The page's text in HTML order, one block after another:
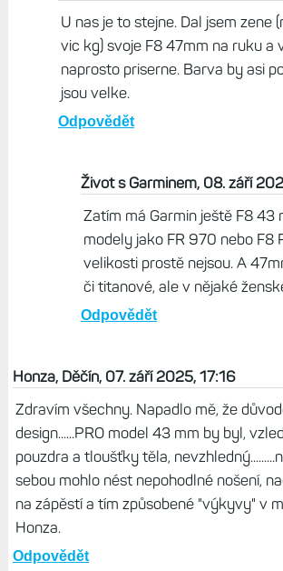
U nas je to stejne. Dal jsem zene
vic kg) svoje F8 47mm na ruku a
naprosto priserne. Barva by asi
jsou velke.
Odpovědět
Život s Garminem, 08. září
Zatím má Garmin ještě F8 43
modely jako FR 970 nebo F8
velikosti prostě nejsou. A
či titanové, ale v nějaké
Odpovědět
Honza, Děčín, 07. září 2025, 17:16
Zdravím všechny. Napadlo mě, že
design......PRO model 43 mm by byl,
pouzdra a tloušťky těla,
sebou mohlo nést nepohodlné nošení,
na zápěstí a tím způsobené "výkyvy" v
Honza.
Odpovědět